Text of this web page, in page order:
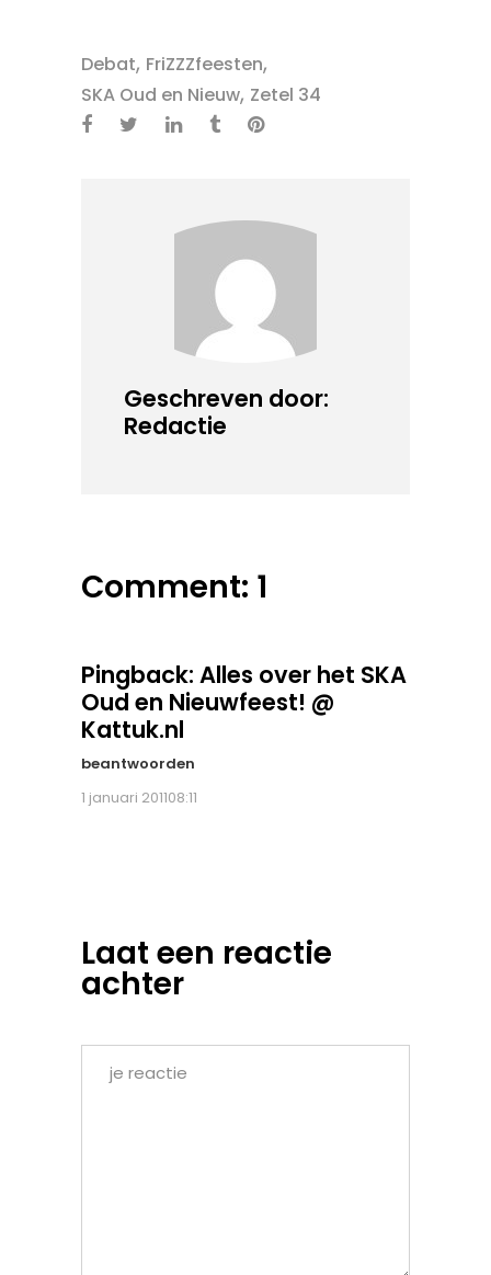
Debat, FriZZZfeesten,
SKA Oud en Nieuw, Zetel 34
Geschreven door:
Redactie
Comment: 1
Pingback: Alles over het SKA
Oud en Nieuwfeest! @
Kattuk.nl
beantwoorden
1 januari 201108:11
Laat een reactie
achter